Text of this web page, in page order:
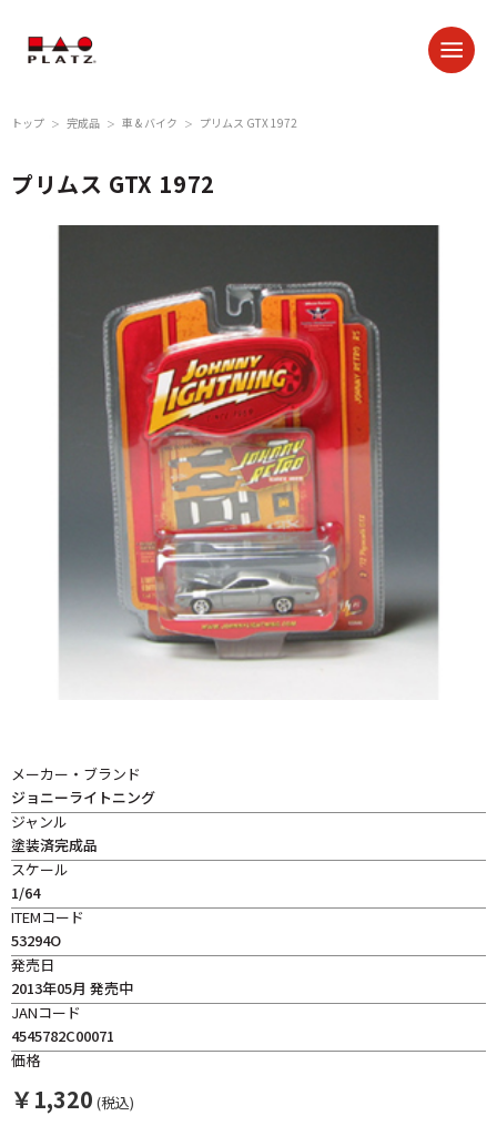
トップ ＞ 完成品 ＞ 車 & バイク ＞ プリムス GTX 1972
プリムス GTX 1972
メーカー・ブランド
ジョニーライトニング
ジャンル
塗装済完成品
スケール
1/64
ITEMコード
53294O
発売日
2013年05月 発売中
JANコード
4545782C00071
価格
￥1,320 (税込)